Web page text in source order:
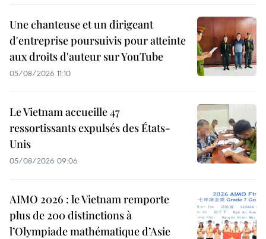
Une chanteuse et un dirigeant
d'entreprise poursuivis pour atteinte
aux droits d'auteur sur YouTube
05/08/2026 11:10
Le Vietnam accueille 47
ressortissants expulsés des États-
Unis
05/08/2026 09:06
AIMO 2026 : le Vietnam remporte
plus de 200 distinctions à
l’Olympiade mathématique d’Asie